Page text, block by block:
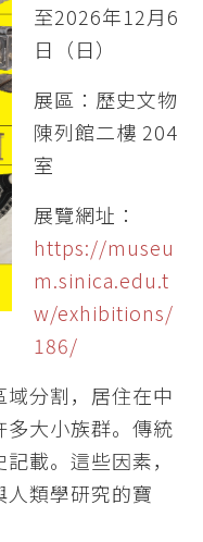
至2026年12月6
日（日）
展區：歷史文物
陳列館二樓 204
室
展覽網址：
https://museu
m.sinica.edu.t
w/exhibitions/
186/
分割，居住在中
大小族群。傳統
載。這些因素，
類學研究的寶